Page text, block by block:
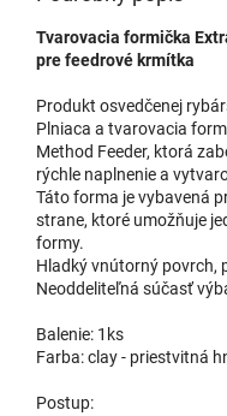
Tvarovacia formička
pre feedrové krmítka
Produkt osvedčenej
Plniaca a tvarovacia
Method Feeder, ktorá
rýchle naplnenie a
Táto forma je vybavená
strane, ktoré umožňuje
formy.
Hladký vnútorný povrch,
Neoddeliteľná súčasť
Balenie: 1ks
Farba: clay - priestvitná
Postup: